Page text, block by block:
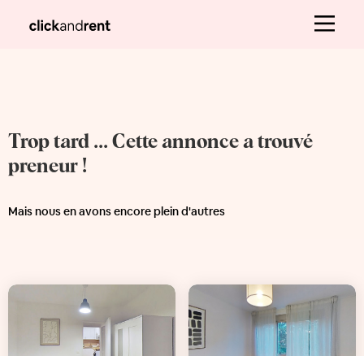
Trop tard ... Cette annonce a trouvé
preneur !
Mais nous en avons encore plein d'autres